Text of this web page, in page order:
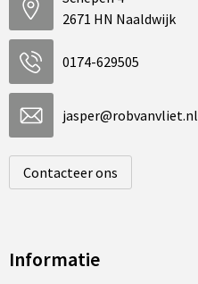
2671 HN Naaldwijk
0174-629505
jasper@robvanvliet.nl
Contacteer ons
Informatie